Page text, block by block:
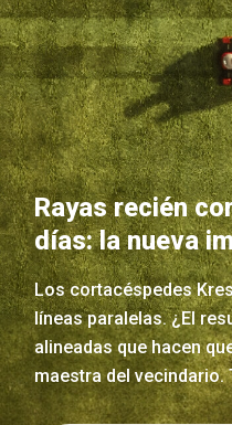
Rayas recién
días: la nueva
Los cortacéspedes
líneas paralelas. ¿El
alineadas que hacen
maestra del vecindario.